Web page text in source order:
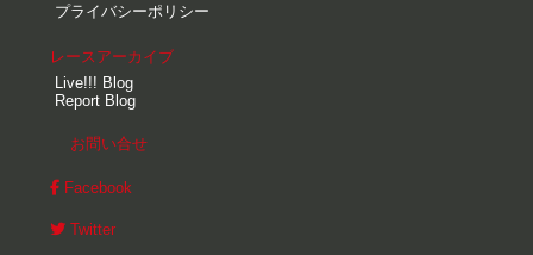
プライバシーポリシー
レースアーカイブ
Live!!! Blog
Report Blog
お問い合せ
Facebook
Twitter